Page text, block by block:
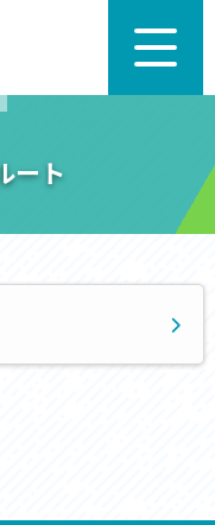
ート